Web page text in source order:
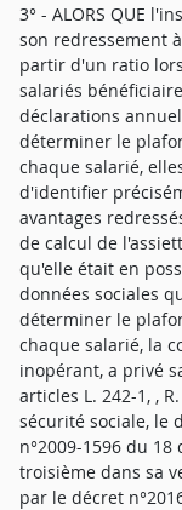
3° - ALORS QUE
son redressement
partir d'un ratio
salariés
déclarations
déterminer le
chaque salarié,
d'identifier
avantages
de calcul de
qu'elle était en
données sociales
déterminer le
chaque salarié, la
inopérant, a privé
articles L. 242-1, ,
sécurité sociale, le
n°2009-1596 du
troisième dans sa
par le décret